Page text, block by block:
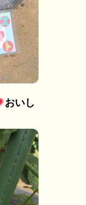
おいし